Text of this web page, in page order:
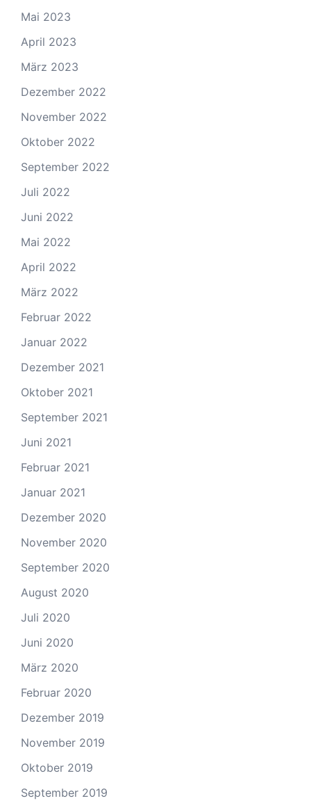
Mai 2023
April 2023
März 2023
Dezember 2022
November 2022
Oktober 2022
September 2022
Juli 2022
Juni 2022
Mai 2022
April 2022
März 2022
Februar 2022
Januar 2022
Dezember 2021
Oktober 2021
September 2021
Juni 2021
Februar 2021
Januar 2021
Dezember 2020
November 2020
September 2020
August 2020
Juli 2020
Juni 2020
März 2020
Februar 2020
Dezember 2019
November 2019
Oktober 2019
September 2019